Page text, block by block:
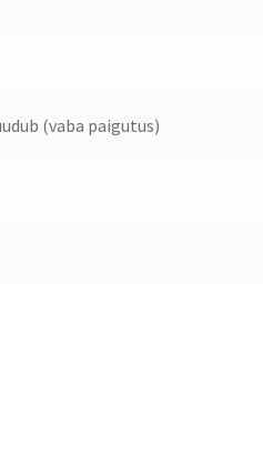
(vaba paigutus)